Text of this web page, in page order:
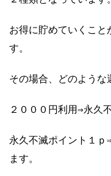
お得に貯めていくこ
す。
その場合、どのような
２０００円利用⇒永久
永久不滅ポイント１
ます。